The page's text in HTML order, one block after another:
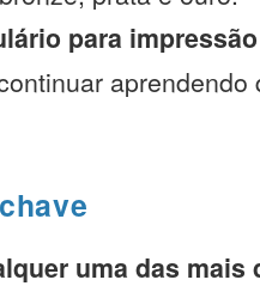
para impressão
aprendendo
uma das mais